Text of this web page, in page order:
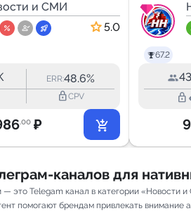
и СМИ
5.0
ERR:48.6%
lock_outlineCPV
.00 ₽
67.2
lock_outline
каналов для
это Telegam канал в категории «Новости
помогают брендам привлекать внимание